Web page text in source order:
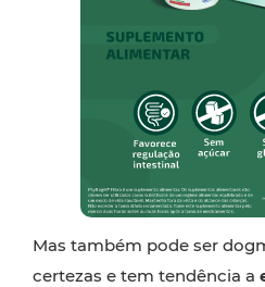
Mas também pode ser
certezas e tem tendência a